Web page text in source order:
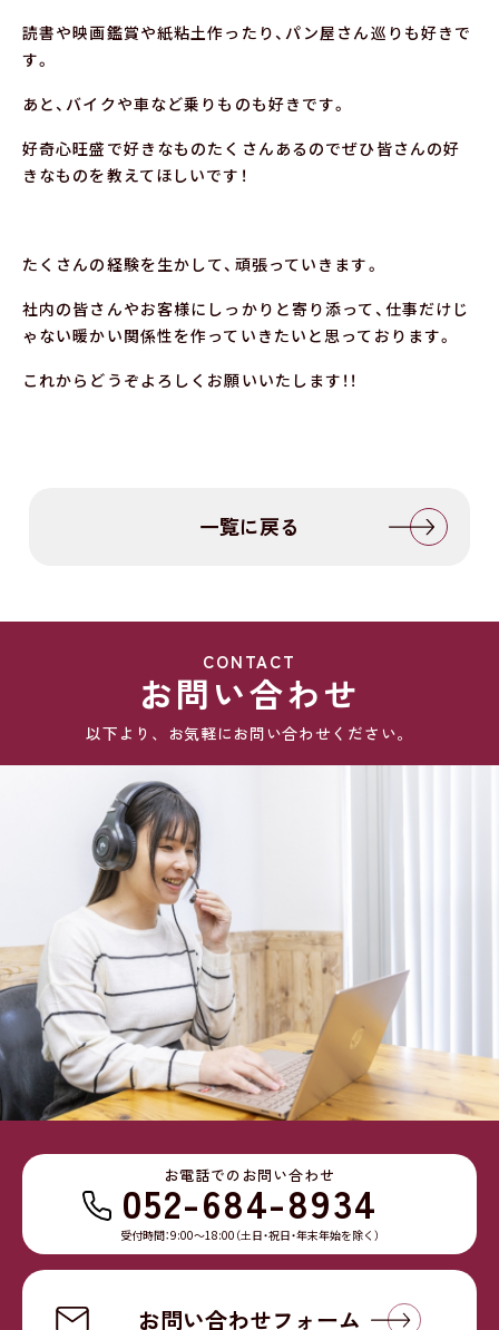
読書や映画鑑賞や紙粘土作ったり、パン屋さん巡りも好きで
す。
あと、バイクや車など乗りものも好きです。
好奇心旺盛で好きなものたくさんあるのでぜひ皆さんの好
きなものを教えてほしいです！
たくさんの経験を生かして、頑張っていきます。
社内の皆さんやお客様にしっかりと寄り添って、仕事だけじ
ゃない暖かい関係性を作っていきたいと思っております。
これからどうぞよろしくお願いいたします！！
一覧に戻る
CONTACT
お問い合わせ
以下より、お気軽にお問い合わせください。
お電話でのお問い合わせ
052-684-8934
受付時間：9:00〜18:00（土日・祝日・年末年始を除く）
お問い合わせフォーム